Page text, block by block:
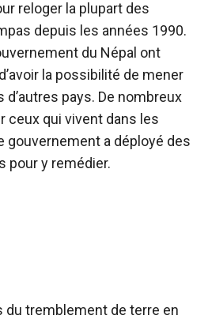
reloger la plupart des
depuis les années 1990.
du Népal ont
la possibilité de mener
d’autres pays. De nombreux
ceux qui vivent dans les
gouvernement a déployé des
pour y remédier.
du tremblement de terre en